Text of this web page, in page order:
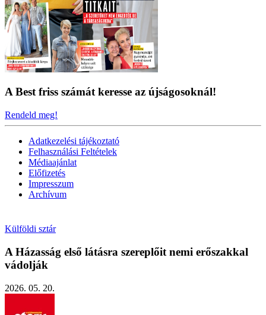
A Best friss számát keresse az újságosoknál!
Rendeld meg!
Adatkezelési tájékoztató
Felhasználási Feltételek
Médiaajánlat
Előfizetés
Impresszum
Archívum
Külföldi sztár
A Házasság első látásra szereplőit nemi erőszakkal
vádolják
2026. 05. 20.